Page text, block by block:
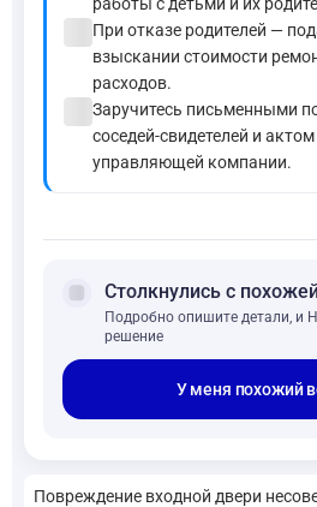
При отказе родителей —
взыскании стоимости
расходов.
Заручитесь письменными
соседей-свидетелей и
управляющей компании.
forum Столкнулись с
Подробно опишите детали, и
решение
У меня похожий
Повреждение входной двери